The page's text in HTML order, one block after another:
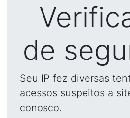
de
Seu IP fez diversas
acessos suspeitos a
conosco.